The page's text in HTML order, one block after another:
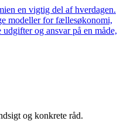
en vigtig del af hverdagen.
modeller for fællesøkonomi,
og ansvar på en måde,
og konkrete råd.